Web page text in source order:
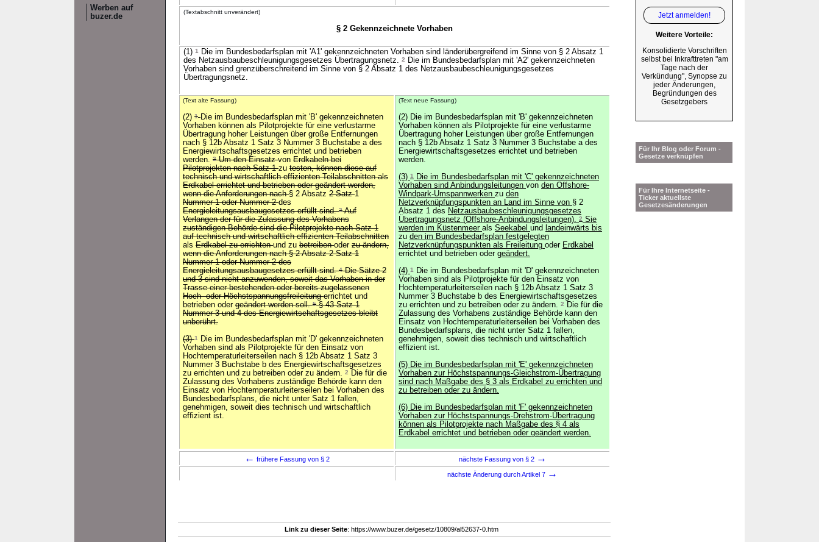
Werben auf
buzer.de
(Textabschnitt unverändert)
§ 2 Gekennzeichnete Vorhaben
(1) 1
Die im Bundesbedarfsplan mit 'A1' gekennzeichneten Vorhaben sind länderübergreifend im Sinne von § 2 Absatz 1
des Netzausbaubeschleunigungsgesetzes Übertragungsnetz. 2
Die im Bundesbedarfsplan mit 'A2' gekennzeichneten
Vorhaben sind grenzüberschreitend im Sinne von § 2 Absatz 1 des Netzausbaubeschleunigungsgesetzes
Übertragungsnetz.
(Text alte Fassung)
(2) 1 Die im Bundesbedarfsplan mit 'B' gekennzeichneten
Vorhaben können als Pilotprojekte für eine verlustarme
Übertragung hoher Leistungen über große Entfernungen
nach § 12b Absatz 1 Satz 3 Nummer 3 Buchstabe a des
Energiewirtschaftsgesetzes errichtet und betrieben
werden. 2Um den Einsatzvon Erdkabeln bei
Pilotprojekten nach Satz 1zu testen, können diese auf
technisch und wirtschaftlich effizienten Teilabschnitten als
Erdkabel errichtet und betrieben oder geändert werden,
wenn die Anforderungen nach§ 2 Absatz 2 Satz1
Nummer 1 oder Nummer 2des
Energieleitungsausbaugesetzes erfüllt sind.3Auf
Verlangen der für die Zulassung des Vorhabens
zuständigen Behörde sind die Pilotprojekte nach Satz 1
auf technisch und wirtschaftlich effizienten Teilabschnitten
als Erdkabel zu errichtenund zu betreibenoder zu ändern,
wenn die Anforderungen nach § 2 Absatz 2 Satz 1
Nummer 1 oder Nummer 2 des
Energieleitungsausbaugesetzes erfüllt sind.4Die Sätze 2
und 3 sind nicht anzuwenden, soweit das Vorhaben in der
Trasse einer bestehenden oder bereits zugelassenen
Hoch- oder Höchstspannungsfreileitungerrichtet und
betrieben oder geändert werden soll.5§ 43 Satz 1
Nummer 3 und 4 des Energiewirtschaftsgesetzes bleibt
unberührt.
(3)1
Die im Bundesbedarfsplan mit 'D' gekennzeichneten
Vorhaben sind als Pilotprojekte für den Einsatz von
Hochtemperaturleiterseilen nach § 12b Absatz 1 Satz 3
Nummer 3 Buchstabe b des Energiewirtschaftsgesetzes
zu errichten und zu betreiben oder zu ändern. 2
Die für die
Zulassung des Vorhabens zuständige Behörde kann den
Einsatz von Hochtemperaturleiterseilen bei Vorhaben des
Bundesbedarfsplans, die nicht unter Satz 1 fallen,
genehmigen, soweit dies technisch und wirtschaftlich
effizient ist.
(Text neue Fassung)
(2) Die im Bundesbedarfsplan mit 'B' gekennzeichneten
Vorhaben können als Pilotprojekte für eine verlustarme
Übertragung hoher Leistungen über große Entfernungen
nach § 12b Absatz 1 Satz 3 Nummer 3 Buchstabe a des
Energiewirtschaftsgesetzes errichtet und betrieben
werden.
(3) 1
Die im Bundesbedarfsplan mit 'C' gekennzeichneten
Vorhaben sind Anbindungsleitungen von den Offshore-
Windpark-Umspannwerken zu den
Netzverknüpfungspunkten an Land im Sinne von § 2
Absatz 1 des Netzausbaubeschleunigungsgesetzes
Übertragungsnetz (Offshore-Anbindungsleitungen). 2 Sie
werden im Küstenmeer als Seekabel und landeinwärts bis
zu den im Bundesbedarfsplan festgelegten
Netzverknüpfungspunkten als Freileitung oder Erdkabel
errichtet und betrieben oder geändert.
(4) 1
Die im Bundesbedarfsplan mit 'D' gekennzeichneten
Vorhaben sind als Pilotprojekte für den Einsatz von
Hochtemperaturleiterseilen nach § 12b Absatz 1 Satz 3
Nummer 3 Buchstabe b des Energiewirtschaftsgesetzes
zu errichten und zu betreiben oder zu ändern. 2
Die für die
Zulassung des Vorhabens zuständige Behörde kann den
Einsatz von Hochtemperaturleiterseilen bei Vorhaben des
Bundesbedarfsplans, die nicht unter Satz 1 fallen,
genehmigen, soweit dies technisch und wirtschaftlich
effizient ist.
(5) Die im Bundesbedarfsplan mit 'E' gekennzeichneten
Vorhaben zur Höchstspannungs-Gleichstrom-Übertragung
sind nach Maßgabe des § 3 als Erdkabel zu errichten und
zu betreiben oder zu ändern.
(6) Die im Bundesbedarfsplan mit 'F' gekennzeichneten
Vorhaben zur Höchstspannungs-Drehstrom-Übertragung
können als Pilotprojekte nach Maßgabe des § 4 als
Erdkabel errichtet und betrieben oder geändert werden.
← frühere Fassung von § 2 nächste Fassung von § 2 →
nächste Änderung durch Artikel 7 →
Link zu dieser Seite: https://www.buzer.de/gesetz/10809/al52637-0.htm
Jetzt anmelden!
Weitere Vorteile:
Konsolidierte Vorschriften
selbst bei Inkrafttreten "am
Tage nach der
Verkündung", Synopse zu
jeder Änderungen,
Begründungen des
Gesetzgebers
Für Ihr Blog oder Forum -
Gesetze verknüpfen
Für Ihre Internetseite -
Ticker aktuellste
Gesetzesänderungen